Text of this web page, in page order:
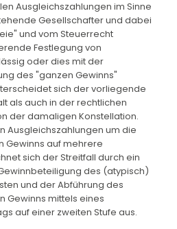
Ausgleichszahlungen im Sinne
Gesellschafter und dabei
und vom Steuerrecht
Festlegung von
oder dies mit der
des "ganzen Gewinns"
sich der vorliegende
als auch in der rechtlichen
der damaligen Konstellation.
Ausgleichszahlungen um die
Gewinns auf mehrere
sich der Streitfall durch ein
des (atypisch)
und der Abführung des
Gewinns mittels eines
auf einer zweiten Stufe aus.